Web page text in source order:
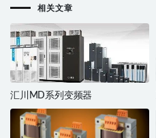
相关文章
汇川MD系列变频器